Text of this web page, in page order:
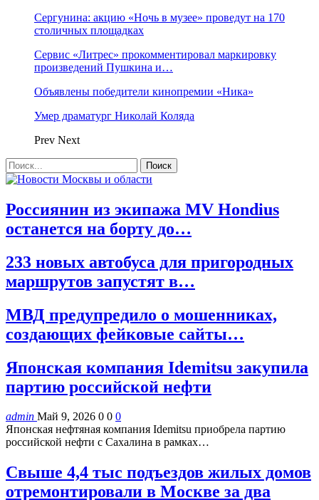
Сергунина: акцию «Ночь в музее» проведут на 170
столичных площадках
Сервис «Литрес» прокомментировал маркировку
произведений Пушкина и…
Объявлены победители кинопремии «Ника»
Умер драматург Николай Коляда
Prev Next
Россиянин из экипажа MV Hondius
останется на борту до…
233 новых автобуса для пригородных
маршрутов запустят в…
МВД предупредило о мошенниках,
создающих фейковые сайты…
Японская компания Idemitsu закупила
партию российской нефти
admin Май 9, 2026 0 0 0
Японская нефтяная компания Idemitsu приобрела партию
российской нефти с Сахалина в рамках…
Свыше 4,4 тыс подъездов жилых домов
отремонтировали в Москве за два